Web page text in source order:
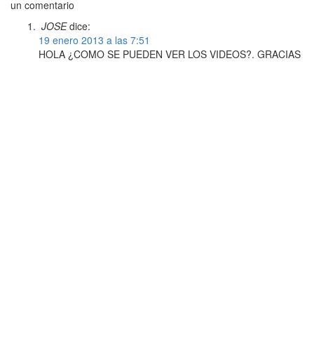
un comentario
JOSE dice:
19 enero 2013 a las 7:51
HOLA ¿COMO SE PUEDEN VER LOS VIDEOS?. GRACIAS